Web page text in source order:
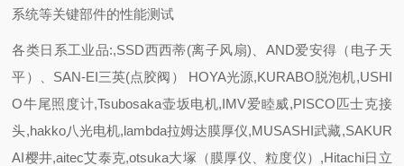
系统等关键部件的性能测试
各类日系工业品:,SSD西西蒂(离子风扇)、AND爱安得（电子天
平）、SAN-EI三英(点胶阀） HOYA光源,KURABO脱泡机,USHI
O牛尾照度计,Tsubosaka壶坂电机,IMV爱睦威,PISCO匹士克接
头,hakko八光电机,lambda拉姆达膜厚仪,MUSASHI武藏,SAKUR
AI樱井,aitec艾泰克,otsuka大塚（膜厚仪、粒度仪）,Hitachi日立